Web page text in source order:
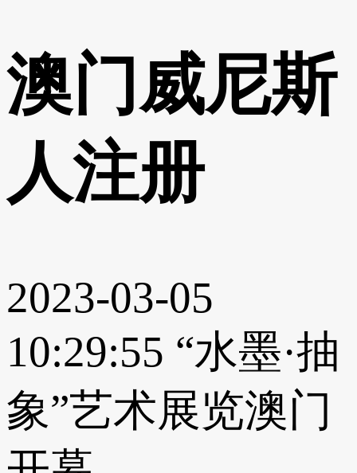
澳门威尼斯
人注册
2023-03-05
10:29:55 “水墨·抽
象”艺术展览澳门